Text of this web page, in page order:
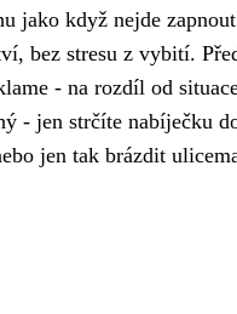
jako když nejde
bez stresu z vybití.
- na rozdíl od
- jen strčíte nabíječku
jen tak brázdit